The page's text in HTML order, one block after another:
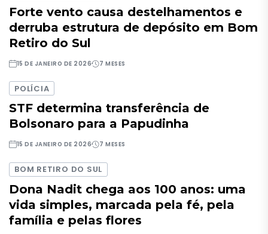
Forte vento causa destelhamentos e
derruba estrutura de depósito em Bom
Retiro do Sul
15 DE JANEIRO DE 2026 7 MESES
POLÍCIA
STF determina transferência de
Bolsonaro para a Papudinha
15 DE JANEIRO DE 2026 7 MESES
BOM RETIRO DO SUL
Dona Nadit chega aos 100 anos: uma
vida simples, marcada pela fé, pela
família e pelas flores